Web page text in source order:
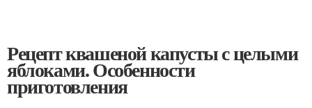
Рецепт квашеной капусты с целыми
яблоками. Особенности
приготовления